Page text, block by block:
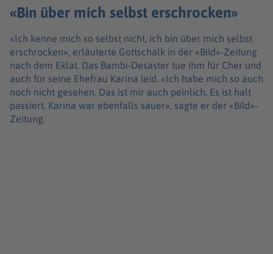
«Bin über mich selbst erschrocken»
«Ich kenne mich so selbst nicht, ich bin über mich selbst
erschrocken», erläuterte Gottschalk in der «Bild»-Zeitung
nach dem Eklat. Das Bambi-Desaster tue ihm für Cher und
auch für seine Ehefrau Karina leid. «Ich habe mich so auch
noch nicht gesehen. Das ist mir auch peinlich. Es ist halt
passiert. Karina war ebenfalls sauer», sagte er der «Bild»-
Zeitung.